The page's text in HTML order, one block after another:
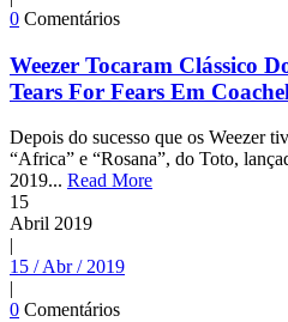
0 Comentários
Weezer Tocaram Clássico
Tears For Fears Em
Depois do sucesso que os Weezer
“Africa” e “Rosana”, do Toto,
2019... Read More
15
Abril 2019
|
15 / Abr / 2019
|
0 Comentários